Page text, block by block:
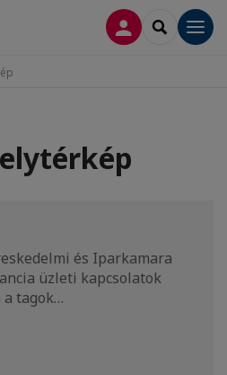
BELÉPÉSSEARCH
és Iparkamara
üzleti kapcsolatok
tagok…